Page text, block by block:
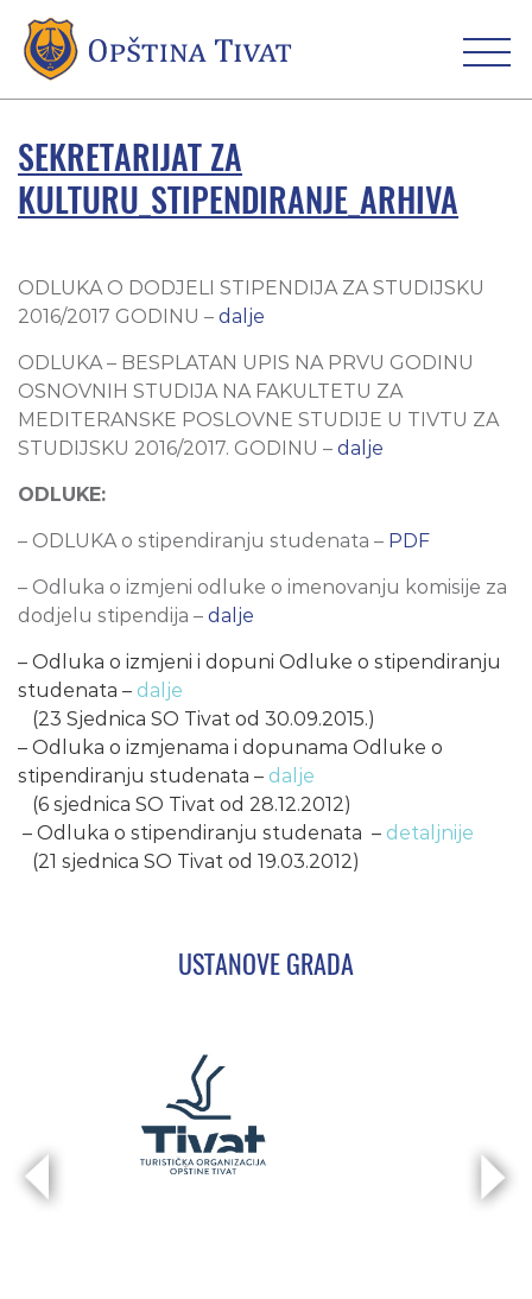
SEKRETARIJAT ZA
KULTURU_STIPENDIRANJE_ARHIVA
ODLUKA O DODJELI STIPENDIJA ZA STUDIJSKU
2016/2017 GODINU – dalje
ODLUKA – BESPLATAN UPIS NA PRVU GODINU
OSNOVNIH STUDIJA NA FAKULTETU ZA
MEDITERANSKE POSLOVNE STUDIJE U TIVTU ZA
STUDIJSKU 2016/2017. GODINU – dalje
ODLUKE:
– ODLUKA o stipendiranju studenata – PDF
– Odluka o izmjeni odluke o imenovanju komisije za
dodjelu stipendija – dalje
– Odluka o izmjeni i dopuni Odluke o stipendiranju
studenata – dalje
(23 Sjednica SO Tivat od 30.09.2015.)
– Odluka o izmjenama i dopunama Odluke o
stipendiranju studenata – dalje
(6 sjednica SO Tivat od 28.12.2012)
– Odluka o stipendiranju studenata – detaljnije
(21 sjednica SO Tivat od 19.03.2012)
USTANOVE GRADA